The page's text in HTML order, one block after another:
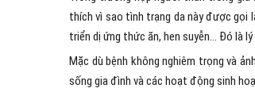
thích vì sao tình trạng da này được gọi
triển dị ứng thức ăn, hen suyễn… Đó là
Mặc dù bệnh không nghiêm trọng và
sống gia đình và các hoạt động sinh